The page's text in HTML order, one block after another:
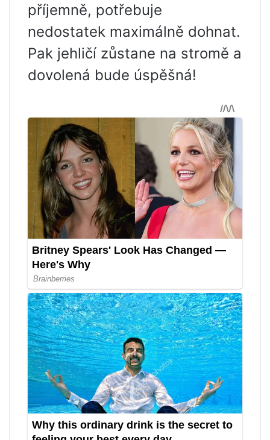
příjemně, potřebuje
nedostatek maximálně dohnat.
Pak jehličí zůstane na stromě a
dovolená bude úspěšná!